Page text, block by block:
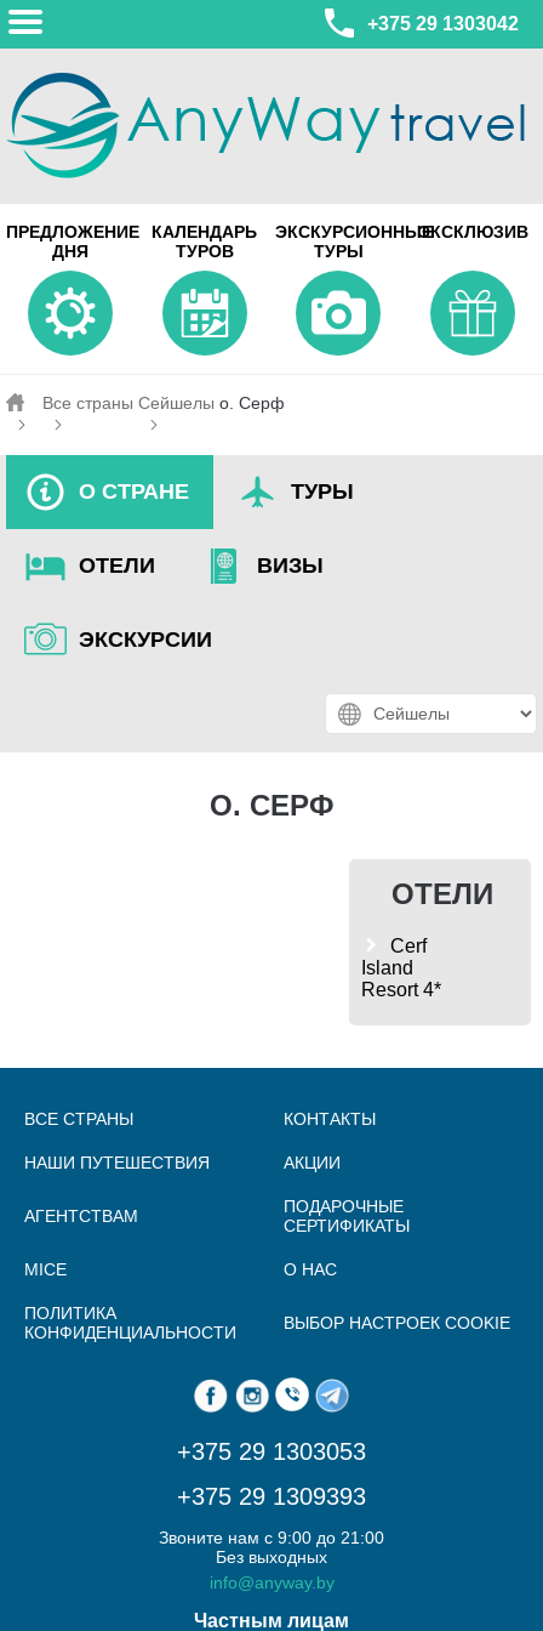
+375 29 1303042
ул. Леонида Беды, 45-547
смотреть на карте
МИНСК
Турагентство Coral Travel
ул. Притыцкого 156/1 пом.37
ул. Скрыганова 4б пом.487
ПРЕДЛОЖЕНИЕ
ДНЯ
КАЛЕНДАРЬ
ТУРОВ
ЭКСКУРСИОННЫЕ
ТУРЫ
ЭКСКЛЮЗИВ
Все страны Сейшелы о. Серф
О СТРАНЕ ТУРЫ
ОТЕЛИ ВИЗЫ
ЭКСКУРСИИ
О. СЕРФ
ОТЕЛИ
Cerf
Island
Resort 4*
ВСЕ СТРАНЫ КОНТАКТЫ
НАШИ ПУТЕШЕСТВИЯ АКЦИИ
АГЕНТСТВАМ
ПОДАРОЧНЫЕ
СЕРТИФИКАТЫ
MICE О НАС
ПОЛИТИКА
КОНФИДЕНЦИАЛЬНОСТИ
ВЫБОР НАСТРОЕК COOKIE
+375 29 1303053
+375 29 1309393
Звоните нам с 9:00 до 21:00
Без выходных
info@anyway.by
Частным лицам